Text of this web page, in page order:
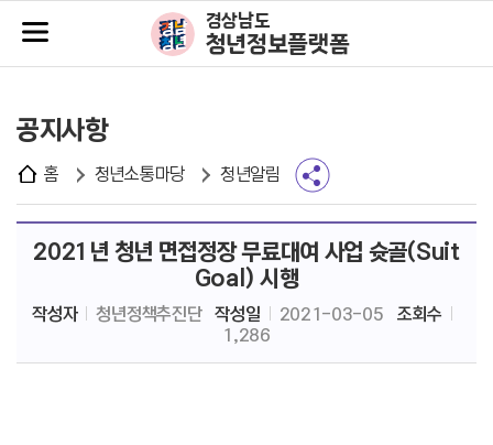
주메뉴바로가기
본문바로가기
경상남도
청년정보플랫폼
공지사항
홈 청년소통마당 청년알림
2021년 청년 면접정장 무료대여 사업 슛골(Suit
Goal) 시행
작성자 청년정책추진단 작성일 2021-03-05
조회수
1,286